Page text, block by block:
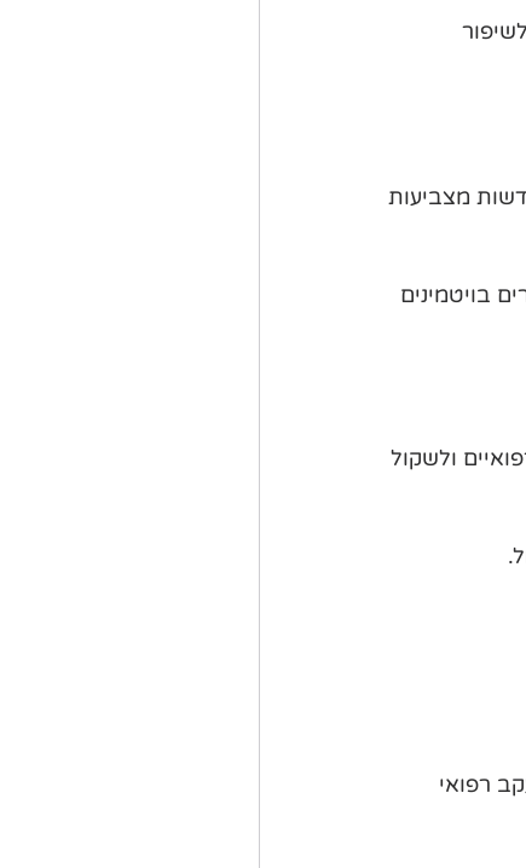
ולשיפור
מצביעות
בויטמינים
ולשקול
רפואי